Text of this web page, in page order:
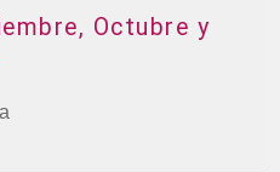
Octubre y